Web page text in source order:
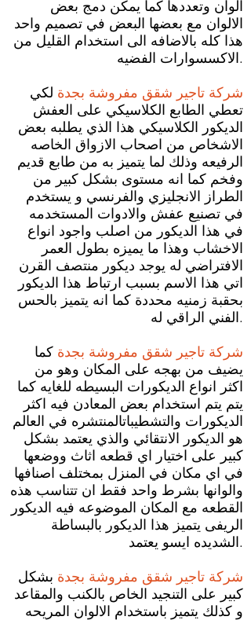
الوان وتعددها كما يمكن دمج بعض
الالوان مع بعضها البعض في تصميم واحد
هذا كله بالاضافه الى استخدام القليل من
الاكسسوارات الفضيه.
شركة تاجير شقق مفروشة بجدة لكي
تعطي الطابع الكلاسيكي على العفش
الديكور الكلاسيكي هذا الذي يطلبه بعض
الاشخاص من اصحاب الازواق الخاصه
الرفيعه وذلك لما يتميز به من طابع قديم
وفخم كما انه مستوى بشكل كبير من
الطراز الانجليزي والفرنسي و يستخدم
في تصنيع عفش والادوات المستخدمه
في هذا الديكور من اصلب واجود انواع
الاخشاب وهذا ما يميزه بطول العمر
الافتراضي له يوجد ديكور منتصف القرن
اتي هذا الاسم بسبب ارتباط هذا الديكور
بحقبة زمنيه محددة كما انه يتميز بالحس
الفني الراقي له.
شركة تاجير شقق مفروشة بجدة كما
يضيف من بهجه على المكان وهو من
اكثر انواع الديكورات البسيطه للغايه كما
يتم يتم استخدام بعض المعادن فيه اكثر
الديكورات والتشطيباتالمنتشره في العالم
هو الديكور الانتقائي والذي يعتمد بشكل
كبير على اختيار اي قطعه اثاث ووضعها
في اي مكان في المنزل بمختلف اصنافها
والوانها بشرط واحد فقط ان تتناسب هذه
القطعه مع المكان الموضوعه فيه الديكور
الريفى يتميز هذا الديكور بالبساطة
الشديده ايسو يعتمد.
شركة تاجير شقق مفروشة بجدة بشكل
كبير على التنجيد الخاص بالكنب والمقاعد
و كذلك يتميز باستخدام الالوان المريحه